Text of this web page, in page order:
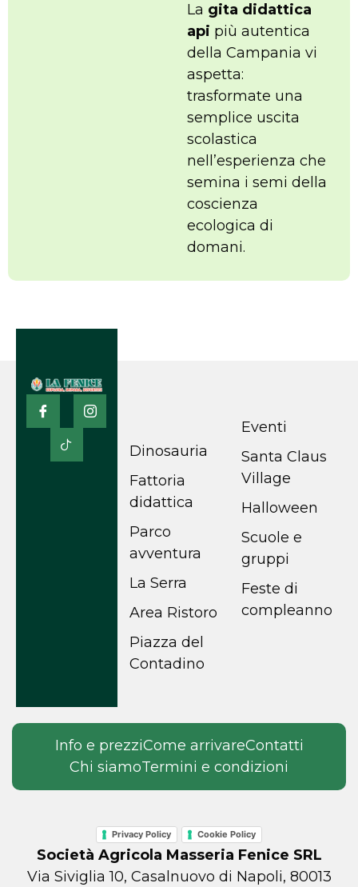
La gita didattica
api più autentica
della Campania vi
aspetta:
trasformate una
semplice uscita
scolastica
nell’esperienza che
semina i semi della
coscienza
ecologica di
domani.
Dinosauria
Fattoria
didattica
Parco
avventura
La Serra
Area Ristoro
Piazza del
Contadino
Eventi
Santa Claus
Village
Halloween
Scuole e
gruppi
Feste di
compleanno
Info e prezziCome arrivareContatti
Chi siamoTermini e condizioni
Privacy Policy Cookie Policy
Società Agricola Masseria Fenice SRL
Via Siviglia 10, Casalnuovo di Napoli, 80013